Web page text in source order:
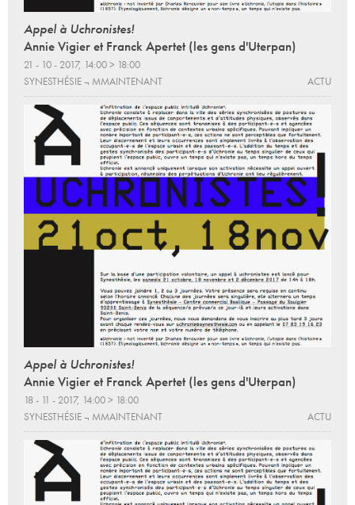
Appel à Uchronistes!
Annie Vigier et Franck Apertet (les gens d'Uterpan)
21 - 10 - 2017, 14:00 > 18:00
SYNESTHÉSIE ¬ MMAINTENANT
ACTU
Appel à Uchronistes!
Annie Vigier et Franck Apertet (les gens d'Uterpan)
18 - 11 - 2017, 14:00 > 18:00
SYNESTHÉSIE ¬ MMAINTENANT
ACTU